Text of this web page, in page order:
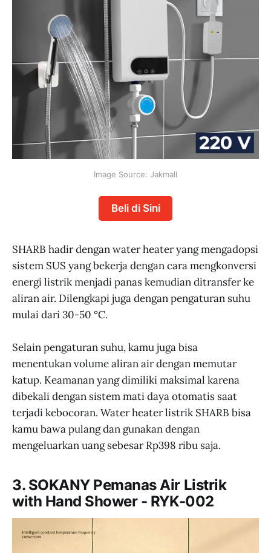
Image Source: Jakmall
Beli di Sini
SHARB hadir dengan water heater yang mengadopsi
sistem SUS yang bekerja dengan cara mengkonversi
energi listrik menjadi panas kemudian ditransfer ke
aliran air. Dilengkapi juga dengan pengaturan suhu
mulai dari 30-50 °C.
Selain pengaturan suhu, kamu juga bisa
menentukan volume aliran air dengan memutar
katup. Keamanan yang dimiliki maksimal karena
dibekali dengan sistem mati daya otomatis saat
terjadi kebocoran. Water heater listrik SHARB bisa
kamu bawa pulang dan gunakan dengan
mengeluarkan uang sebesar Rp398 ribu saja.
3. SOKANY Pemanas Air Listrik
with Hand Shower - RYK-002